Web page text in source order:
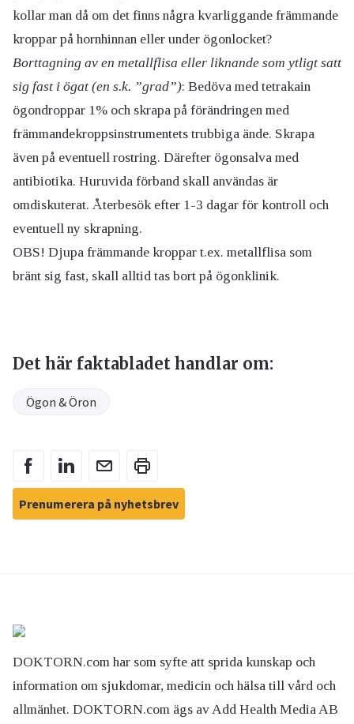
kollar man då om det finns några kvarliggande främmande
kroppar på hornhinnan eller under ögonlocket?
Borttagning av en metallflisa eller liknande som ytligt satt
sig fast i ögat (en s.k. ”grad”): Bedöva med tetrakain
ögondroppar 1% och skrapa på förändringen med
främmandekroppsinstrumentets trubbiga ände. Skrapa
även på eventuell rostring. Därefter ögonsalva med
antibiotika. Huruvida förband skall användas är
omdiskuterat. Återbesök efter 1-3 dagar för kontroll och
eventuell ny skrapning.
OBS! Djupa främmande kroppar t.ex. metallflisa som
bränt sig fast, skall alltid tas bort på ögonklinik.
Det här faktabladet handlar om:
Ögon & Öron
Prenumerera på nyhetsbrev
DOKTORN.com har som syfte att sprida kunskap och
information om sjukdomar, medicin och hälsa till vård och
allmänhet. DOKTORN.com ägs av Add Health Media AB